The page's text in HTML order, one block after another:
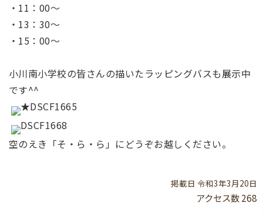
・11：00～
・13：30～
・15：00～
小川南小学校の皆さんの描いたラッピングバスも展示中
です^^
空のえき「そ・ら・ら」にどうぞお越しください。
掲載日 令和3年3月20日
アクセス数268